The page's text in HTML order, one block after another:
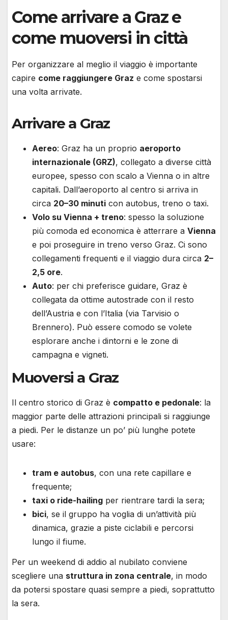
Come arrivare a Graz e
come muoversi in città
Per organizzare al meglio il viaggio è importante
capire come raggiungere Graz e come spostarsi
una volta arrivate.
Arrivare a Graz
Aereo: Graz ha un proprio aeroporto
internazionale (GRZ), collegato a diverse città
europee, spesso con scalo a Vienna o in altre
capitali. Dall’aeroporto al centro si arriva in
circa 20–30 minuti con autobus, treno o taxi.
Volo su Vienna + treno: spesso la soluzione
più comoda ed economica è atterrare a Vienna
e poi proseguire in treno verso Graz. Ci sono
collegamenti frequenti e il viaggio dura circa 2–
2,5 ore.
Auto: per chi preferisce guidare, Graz è
collegata da ottime autostrade con il resto
dell’Austria e con l’Italia (via Tarvisio o
Brennero). Può essere comodo se volete
esplorare anche i dintorni e le zone di
campagna e vigneti.
Muoversi a Graz
Il centro storico di Graz è compatto e pedonale: la
maggior parte delle attrazioni principali si raggiunge
a piedi. Per le distanze un po’ più lunghe potete
usare:
tram e autobus, con una rete capillare e
frequente;
taxi o ride-hailing per rientrare tardi la sera;
bici, se il gruppo ha voglia di un’attività più
dinamica, grazie a piste ciclabili e percorsi
lungo il fiume.
Per un weekend di addio al nubilato conviene
scegliere una struttura in zona centrale, in modo
da potersi spostare quasi sempre a piedi, soprattutto
la sera.